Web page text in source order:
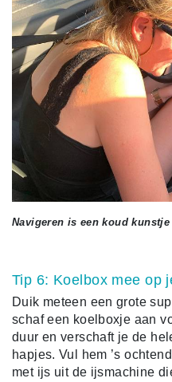
Navigeren is een koud
Tip 6: Koelbox mee op
Duik meteen een grote
schaf een koelboxje aan
duur en verschaft je de
hapjes. Vul hem ’s
met ijs uit de ijsmachine